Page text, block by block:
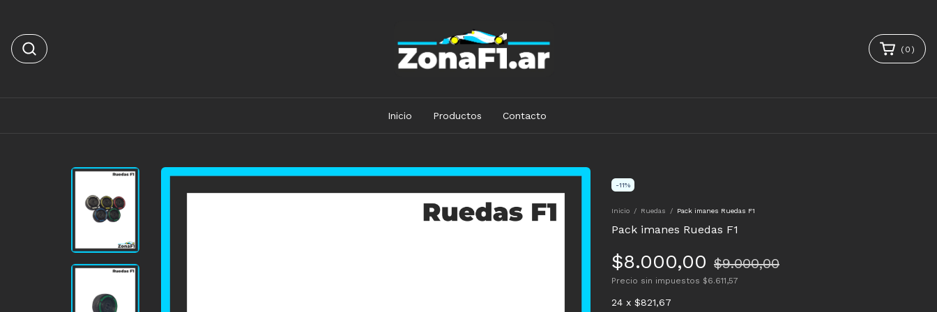
( 0 )
Inicio Productos Contacto
-11%
Inicio / Ruedas / Pack imanes Ruedas F1
Pack imanes Ruedas F1
$8.000,00 $9.000,00
Precio sin impuestos $6.611,57
24 x $821,67